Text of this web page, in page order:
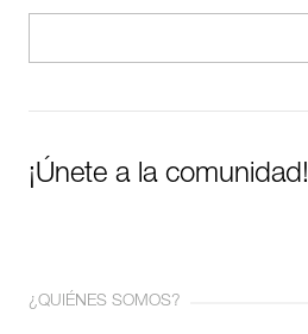
¡Únete a la comunidad!
¿QUIÉNES SOMOS?